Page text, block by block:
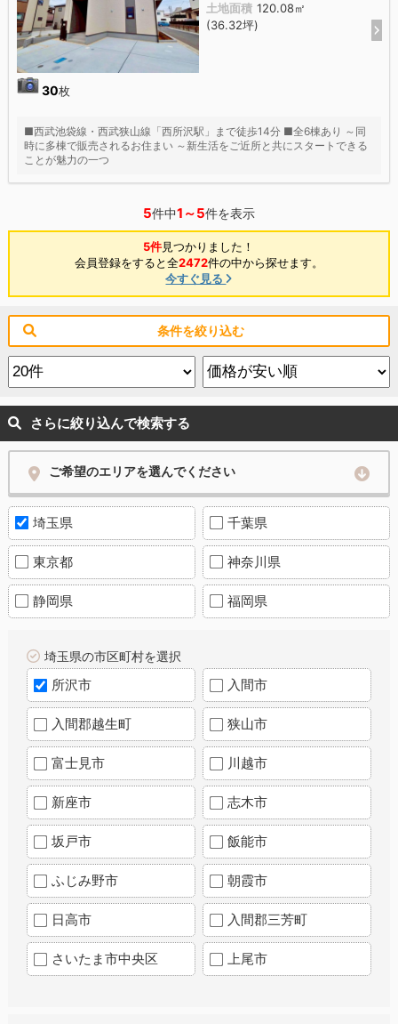
30枚
土地面積 120.08㎡
(36.32坪)
■西武池袋線・西武狭山線「西所沢駅」まで徒歩14分 ■全6棟あり ～同
時に多棟で販売されるお住まい ～新生活をご近所と共にスタートできる
ことが魅力の一つ
5件中1～5件を表示
5件見つかりました！
会員登録をすると全2472件の中から探せます。
今すぐ見る
条件を絞り込む
さらに絞り込んで検索する
ご希望のエリアを選んでください
埼玉県 千葉県
東京都 神奈川県
静岡県 福岡県
埼玉県の市区町村を選択
所沢市 入間市
入間郡越生町 狭山市
富士見市 川越市
新座市 志木市
坂戸市 飯能市
ふじみ野市 朝霞市
日高市 入間郡三芳町
さいたま市中央区 上尾市